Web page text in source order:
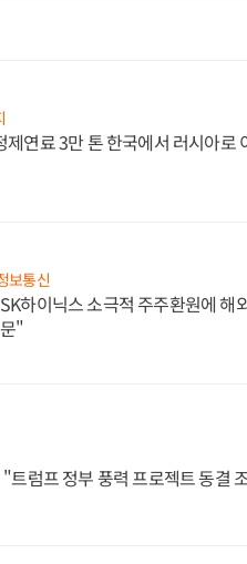
연료 3만 톤 한국에서 러시아로
보통신
하이닉스 소극적 주주환원에 해
"
트럼프 정부 풍력 프로젝트 동결